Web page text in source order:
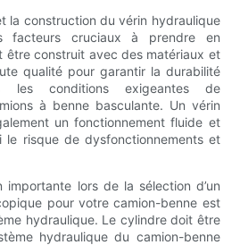
la construction du vérin hydraulique
facteurs cruciaux à prendre en
être construit avec des matériaux et
qualité pour garantir la durabilité
conditions exigeantes de
à benne basculante. Un vérin
un fonctionnement fluide et
le risque de dysfonctionnements et
importante lors de la sélection d’un
pour votre camion-benne est
hydraulique. Le cylindre doit être
hydraulique du camion-benne